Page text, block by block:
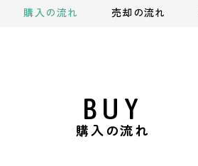
購入の流れ 売却の流れ
購入の流れ
BUY